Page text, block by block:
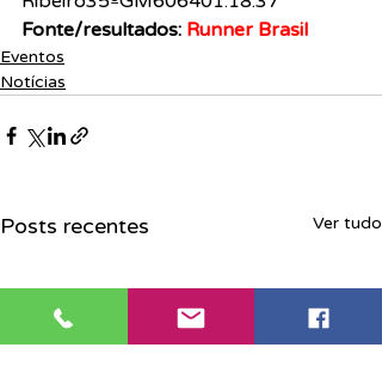
Fonte/resultados: Runner Brasil
Eventos
Notícias
Posts recentes Ver tudo